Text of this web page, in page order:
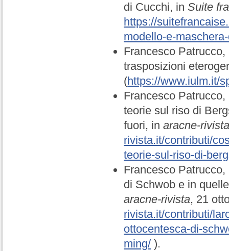
di Cucchi, inSuite
https://
modello-e-
Francesco
trasposizioni
(https://www.iulm.it/
Francesco
teorie sul riso di
fuori, inaracne-
rivista.it/contributi/
teorie-sul-riso-di-
Francesco
di Schwob e in
aracne-rivista, 21
rivista.it/contributi/
ottocentesca-di-
ming/ ).